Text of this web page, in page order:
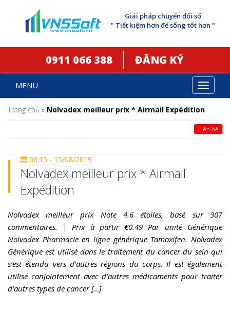
Giải pháp chuyển đổi số
" Tiết kiệm hơn để sống tốt hơn "
0911 066 388 ĐĂNG KÝ
Toggle
MENU
Trang chủ » Nolvadex meilleur prix * Airmail Expédition
Liên hệ
08:15 - 15/08/2019
Nolvadex meilleur prix * Airmail
Expédition
Nolvadex meilleur prix Note 4.6 étoiles, basé sur 307
commentaires. | Prix à partir €0.49 Par unité Générique
Nolvadex Pharmacie en ligne générique Tamoxifen. Nolvadex
Générique est utilisé dans le traitement du cancer du sein qui
s’est étendu vers d’autres régions du corps. Il est également
utilisé conjointement avec d’autres médicaments pour traiter
d’autres types de cancer […]